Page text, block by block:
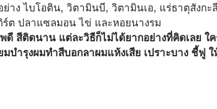
าง ไบโอติน, วิตามินบี, วิตามินเอ, แร่ธาตุสังก
ร์ต ปลาแซลมอน ไข่ และหอยนางรม
สีติดนาน แต่ละวิธีก็ไม่ได้ยากอย่างที่คิดเลย ใค
บำรุงผมทำสีบอกลาผมแห้งเสีย เปราะบาง ชี้ฟู